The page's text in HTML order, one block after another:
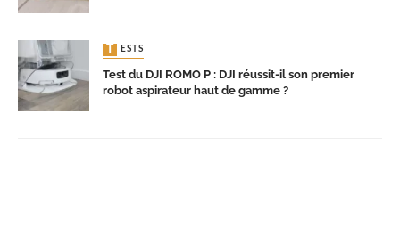
TESTS
Test du DJI ROMO P : DJI réussit-il son premier
robot aspirateur haut de gamme ?